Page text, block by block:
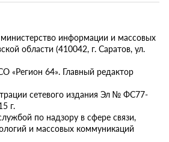
информации и массовых
области (410042, г. Саратов, ул.
64». Главный редактор
сетевого издания Эл № ФС77-
г.
по надзору в сфере связи,
и массовых коммуникаций